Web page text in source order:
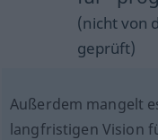
(nicht von
geprüft)
Außerdem mangelt
langfristigen Vision